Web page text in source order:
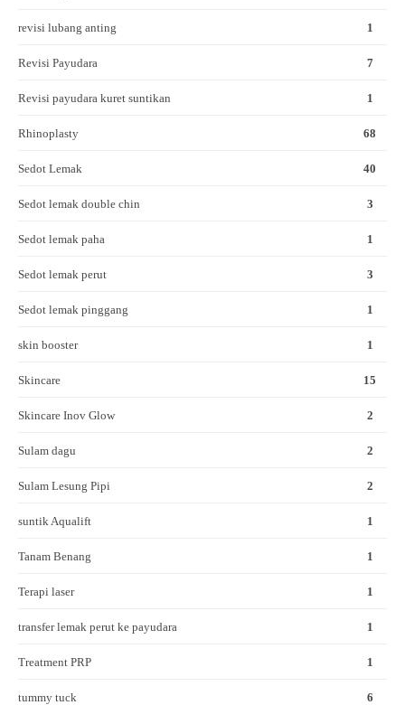
revisi lubang anting 1
Revisi Payudara 7
Revisi payudara kuret suntikan 1
Rhinoplasty 68
Sedot Lemak 40
Sedot lemak double chin 3
Sedot lemak paha 1
Sedot lemak perut 3
Sedot lemak pinggang 1
skin booster 1
Skincare 15
Skincare Inov Glow 2
Sulam dagu 2
Sulam Lesung Pipi 2
suntik Aqualift 1
Tanam Benang 1
Terapi laser 1
transfer lemak perut ke payudara 1
Treatment PRP 1
tummy tuck 6